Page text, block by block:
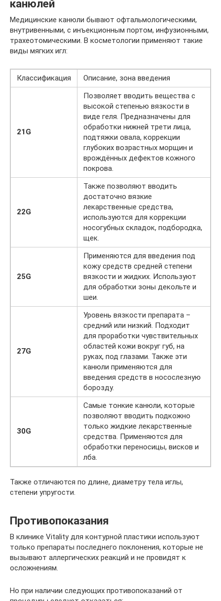
канюлей
Медицинские канюли бывают офтальмологическими,
внутривенными, с инъекционным портом, инфузионными,
трахеотомическими. В косметологии применяют такие
виды мягких игл:
Классификация Описание, зона введения
21G
Позволяет вводить вещества с
высокой степенью вязкости в
виде геля. Предназначены для
обработки нижней трети лица,
подтяжки овала, коррекции
глубоких возрастных морщин и
врождённых дефектов кожного
покрова.
22G
Также позволяют вводить
достаточно вязкие
лекарственные средства,
используются для коррекции
носогубных складок, подбородка,
щек.
25G
Применяются для введения под
кожу средств средней степени
вязкости и жидких. Используют
для обработки зоны декольте и
шеи.
27G
Уровень вязкости препарата –
средний или низкий. Подходит
для проработки чувствительных
областей кожи вокруг губ, на
руках, под глазами. Также эти
канюли применяются для
введения средств в носослезную
борозду.
30G
Самые тонкие канюли, которые
позволяют вводить подкожно
только жидкие лекарственные
средства. Применяются для
обработки переносицы, висков и
лба.
Также отличаются по длине, диаметру тела иглы,
степени упругости.
Противопоказания
В клинике Vitality для контурной пластики используют
только препараты последнего поклонения, которые не
вызывают аллергических реакций и не провидят к
осложнениям.
Но при наличии следующих противопоказаний от